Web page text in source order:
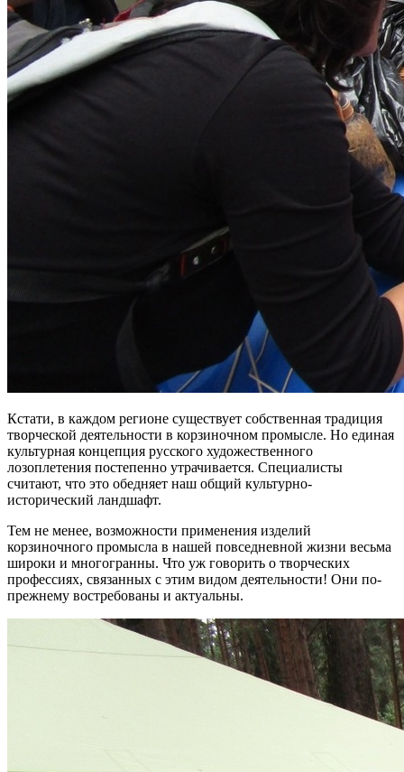
Кстати, в каждом регионе существует собственная традиция
творческой деятельности в корзиночном промысле. Но единая
культурная концепция русского художественного
лозоплетения постепенно утрачивается. Специалисты
считают, что это обедняет наш общий культурно-
исторический ландшафт.
Тем не менее, возможности применения изделий
корзиночного промысла в нашей повседневной жизни весьма
широки и многогранны. Что уж говорить о творческих
профессиях, связанных с этим видом деятельности! Они по-
прежнему востребованы и актуальны.